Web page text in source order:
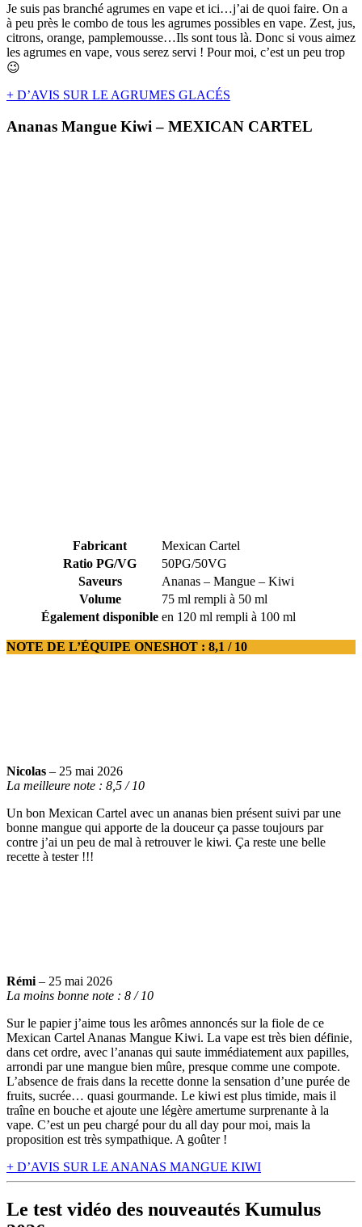
Je suis pas branché agrumes en vape et ici…j’ai de quoi faire. On a
à peu près le combo de tous les agrumes possibles en vape. Zest, jus,
citrons, orange, pamplemousse…Ils sont tous là. Donc si vous aimez
les agrumes en vape, vous serez servi ! Pour moi, c’est un peu trop
😉
+ D’AVIS SUR LE AGRUMES GLACÉS
Ananas Mangue Kiwi – MEXICAN CARTEL
Fabricant
Mexican Cartel
Ratio PG/VG
50PG/50VG
Saveurs
Ananas – Mangue – Kiwi
Volume
75 ml rempli à 50 ml
Également disponible en 120 ml rempli à 100 ml
NOTE DE L’ÉQUIPE ONESHOT : 8,1 / 10
Nicolas – 25 mai 2026
La meilleure note : 8,5 / 10
Un bon Mexican Cartel avec un ananas bien présent suivi par une
bonne mangue qui apporte de la douceur ça passe toujours par
contre j’ai un peu de mal à retrouver le kiwi. Ça reste une belle
recette à tester !!!
Rémi – 25 mai 2026
La moins bonne note : 8 / 10
Sur le papier j’aime tous les arômes annoncés sur la fiole de ce
Mexican Cartel Ananas Mangue Kiwi. La vape est très bien définie,
dans cet ordre, avec l’ananas qui saute immédiatement aux papilles,
arrondi par une mangue bien mûre, presque comme une compote.
L’absence de frais dans la recette donne la sensation d’une purée de
fruits, sucrée… quasi gourmande. Le kiwi est plus timide, mais il
traîne en bouche et ajoute une légère amertume surprenante à la
vape. C’est un peu chargé pour du all day pour moi, mais la
proposition est très sympathique. A goûter !
+ D’AVIS SUR LE ANANAS MANGUE KIWI
Le test vidéo des nouveautés Kumulus